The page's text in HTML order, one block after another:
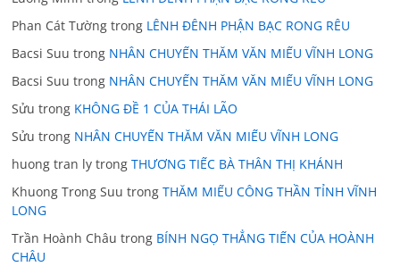
Phan Cát Tường trong LÊNH ĐÊNH PHẬN BẠC RONG RÊU
Bacsi Suu trong NHÂN CHUYẾN THĂM VĂN MIẾU VĨNH LONG
Bacsi Suu trong NHÂN CHUYẾN THĂM VĂN MIẾU VĨNH LONG
Sửu trong KHÔNG ĐỀ 1 CỦA THÁI LÃO
Sửu trong NHÂN CHUYẾN THĂM VĂN MIẾU VĨNH LONG
huong tran ly trongTHƯƠNG TIẾC BÀ THÂN THỊ KHÁNH
Khuong Trong Suu trongTHĂM MIẾU CÔNG THẦN TỈNH VĨNH
LONG
Trần Hoành Châu trong BÍNH NGỌ THẲNG TIẾN CỦA HOÀNH
CHÂU